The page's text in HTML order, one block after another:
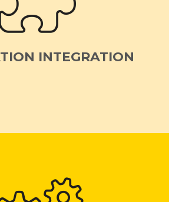
INTEGRATION